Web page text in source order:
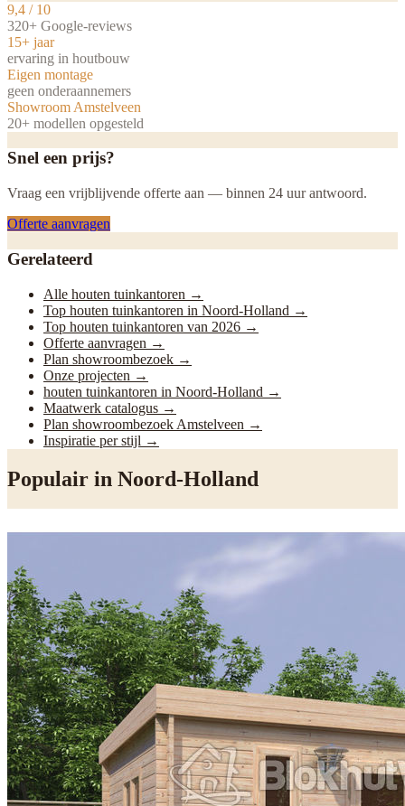
9,4 / 10
320+ Google-reviews
15+ jaar
ervaring in houtbouw
Eigen montage
geen onderaannemers
Showroom Amstelveen
20+ modellen opgesteld
Snel een prijs?
Vraag een vrijblijvende offerte aan — binnen 24 uur antwoord.
Offerte aanvragen
Gerelateerd
Alle houten tuinkantoren →
Top houten tuinkantoren in Noord-Holland →
Top houten tuinkantoren van 2026 →
Offerte aanvragen →
Plan showroombezoek →
Onze projecten →
houten tuinkantoren in Noord-Holland →
Maatwerk catalogus →
Plan showroombezoek Amstelveen →
Inspiratie per stijl →
Populair in Noord-Holland